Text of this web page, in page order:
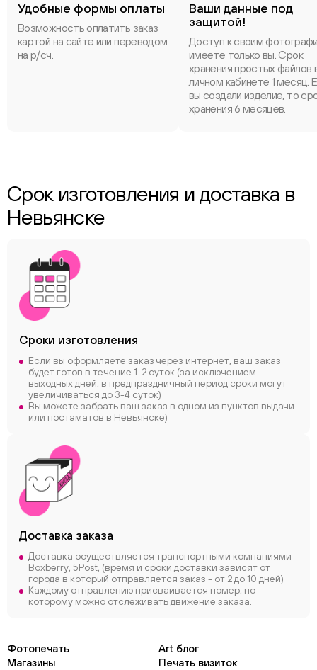
Удобные формы оплаты
Возможность оплатить заказ
картой на сайте или переводом
на р/сч.
Ваши данные под
защитой!
Доступ к своим
имеете только вы. Срок
хранения простых файлов
личном кабинете 1 месяц.
вы создали изделие, то
хранения 6 месяцев.
Срок изготовления и доставка в
Невьянске
Сроки изготовления
Если вы оформляете заказ через интернет, ваш заказ
будет готов в течение 1-2 суток (за исключением
выходных дней, в предпраздничный период сроки могут
увеличиваться до 3-4 суток)
Вы можете забрать ваш заказ в одном из пунктов выдачи
или постаматов в Невьянске)
Доставка заказа
Доставка осуществляется транспортными компаниями
Boxberry, 5Post, (время и сроки доставки зависят от
города в который отправляется заказ - от 2 до 10 дней)
Каждому отправлению присваивается номер, по
которому можно отслеживать движение заказа.
Фотопечать
Art блог
Магазины
Печать визиток